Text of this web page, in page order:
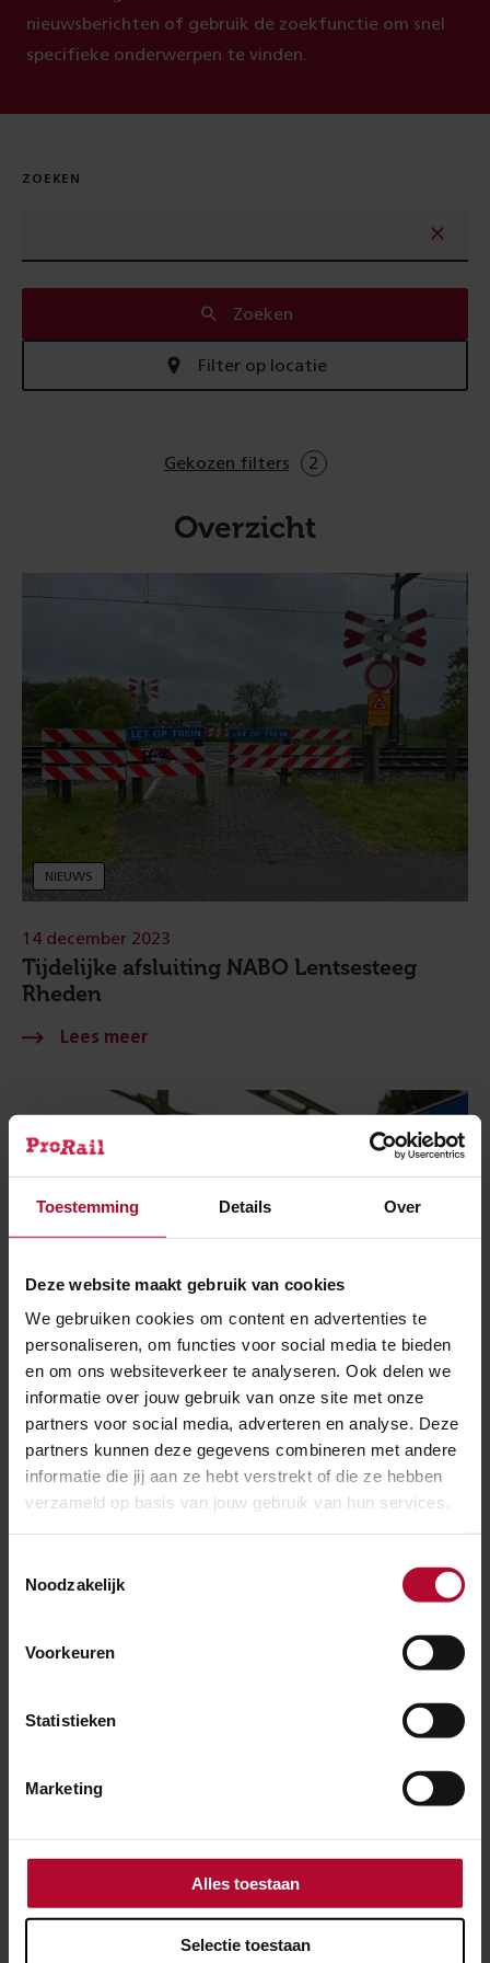
Toestemming Details Over
Deze website maakt gebruik van cookies
We gebruiken cookies om content en advertenties te
personaliseren, om functies voor social media te bieden
en om ons websiteverkeer te analyseren. Ook delen we
informatie over jouw gebruik van onze site met onze
partners voor social media, adverteren en analyse. Deze
partners kunnen deze gegevens combineren met andere
informatie die jij aan ze hebt verstrekt of die ze hebben
verzameld op basis van jouw gebruik van hun services.
Noodzakelijk
Voorkeuren
Statistieken
Marketing
Alles toestaan
Selectie toestaan
nieuwsberichten of gebruik de zoekfunctie om snel
specifieke onderwerpen te vinden.
ZOEKEN
Zoeken
Filter op locatie
Gekozen filters 2
Overzicht
NIEUWS
Tijdelijke afsluiting NABO Lentsesteeg
Rheden
14 december 2023
NIEUWS
Station Rheden en Velp krijgen
kwaliteitsimpuls
12 oktober 2023
NIEUWS